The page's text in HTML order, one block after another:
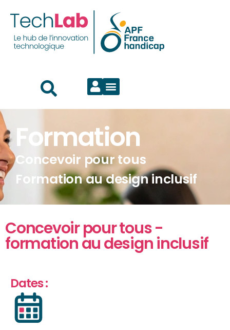
Formation
Concevoir pour tous
Formation au design inclusif
Concevoir pour tous -
formation au design inclusif
Dates :